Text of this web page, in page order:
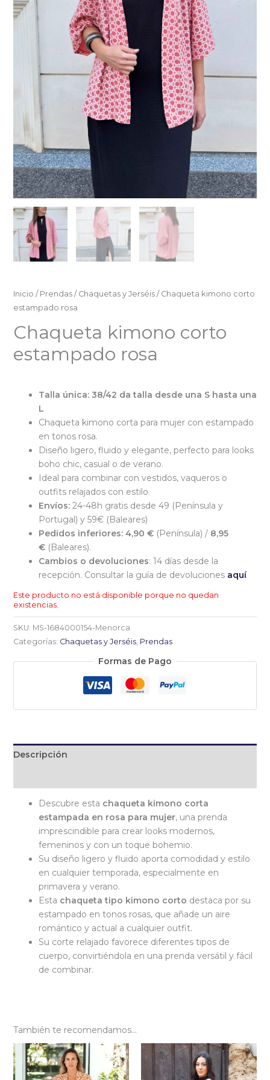
Inicio / Prendas/ Chaquetas y Jerséis/ Chaqueta kimono corto
estampado rosa
Chaqueta kimono corto
estampado rosa
Talla única: 38/42 da talla desde una S hasta una
L
Chaqueta kimono corta para mujer con estampado
en tonos rosa.
Diseño ligero, fluido y elegante, perfecto para looks
boho chic, casual o de verano.
Ideal para combinar con vestidos, vaqueros o
outfits relajados con estilo.
Envíos: 24-48h gratis desde 49 (Península y
Portugal) y 59€ (Baleares)
Pedidos inferiores: 4,90 €(Península) / 8,95
€(Baleares).
Cambios o devoluciones: 14 días desde la
recepción. Consultar la guía de devoluciones aquí
Este producto no está disponible porque no quedan
existencias.
SKU: MS-1684000154-Menorca
Categorías: Chaquetas y Jerséis, Prendas
Formas de Pago
Descripción
Descubre esta chaqueta kimono corta
estampada en rosa para mujer, una prenda
imprescindible para crear looks modernos,
femeninos y con un toque bohemio.
Su diseño ligero y fluido aporta comodidad y estilo
en cualquier temporada, especialmente en
primavera y verano.
Esta chaqueta tipo kimono corto destaca por su
estampado en tonos rosas, que añade un aire
romántico y actual a cualquier outfit.
Su corte relajado favorece diferentes tipos de
cuerpo, convirtiéndola en una prenda versátil y fácil
de combinar.
También te recomendamos…